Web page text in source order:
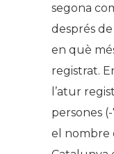
segona
després
en què
registrat.
l’atur
persones
el nombre